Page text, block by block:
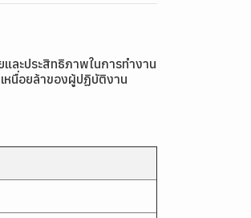
ะประสิทธิภาพในการทำงาน
นื่อยล้าของผู้ปฏิบัติงาน